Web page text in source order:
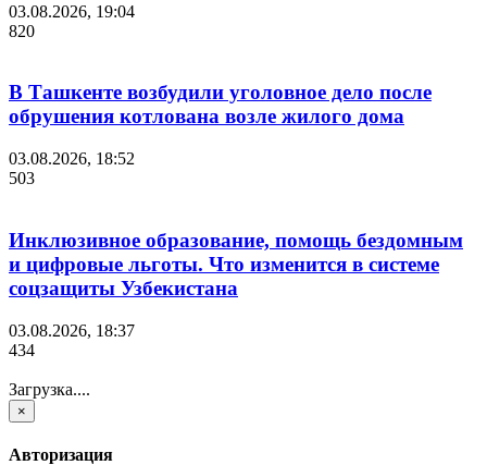
03.08.2026, 19:04
820
В Ташкенте возбудили уголовное дело после
обрушения котлована возле жилого дома
03.08.2026, 18:52
503
Инклюзивное образование, помощь бездомным
и цифровые льготы. Что изменится в системе
соцзащиты Узбекистана
03.08.2026, 18:37
434
Загрузка....
×
Авторизация